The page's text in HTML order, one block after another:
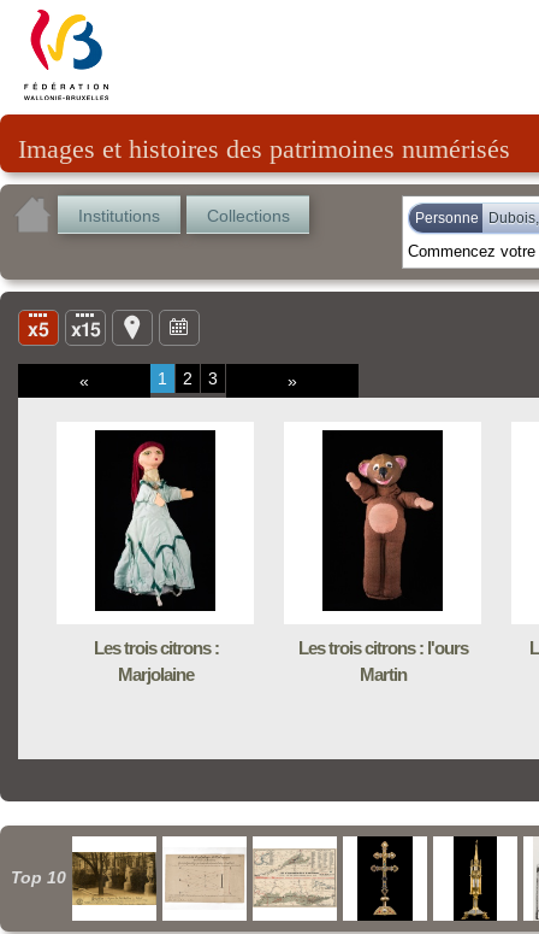
Images et histoires des patrimoines numérisés
Institutions Collections Personne
« 1 2 3 »
Les trois citrons :
Marjolaine
Les trois citrons : l'ours
Martin
Top 10